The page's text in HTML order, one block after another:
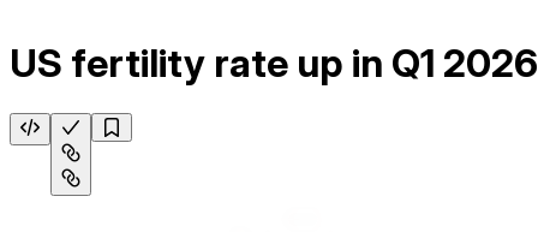
US fertility rate up in Q1